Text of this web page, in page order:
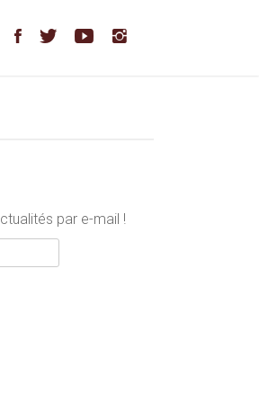
par e-mail !